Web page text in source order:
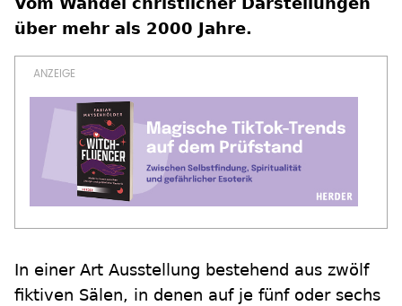
über mehr als 2000 Jahre.
In einer Art Ausstellung bestehend aus zwölf
fiktiven Sälen, in denen auf je fünf oder sechs